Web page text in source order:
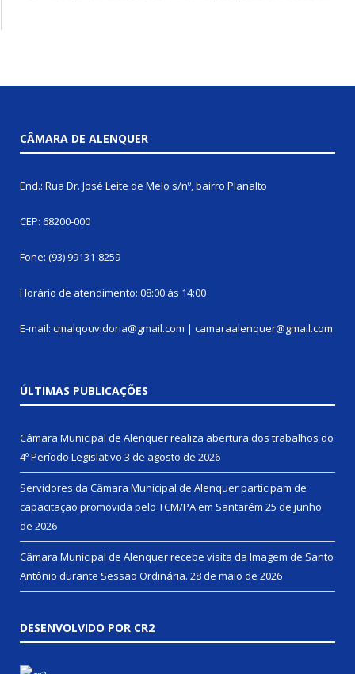
CÂMARA DE ALENQUER
End.: Rua Dr. José Leite de Melo s/nº, bairro Planalto
CEP: 68200-000
Fone: (93) 99131-8259
Horário de atendimento: 08:00 às 14:00
E-mail: cmalqouvidoria@gmail.com | camaraalenquer@gmail.com
ÚLTIMAS PUBLICAÇÕES
Câmara Municipal de Alenquer realiza abertura dos trabalhos do
4º Período Legislativo 3 de agosto de 2026
Servidores da Câmara Municipal de Alenquer participam de
capacitação promovida pelo TCM/PA em Santarém 25 de junho
de 2026
Câmara Municipal de Alenquer recebe visita da Imagem de Santo
Antônio durante Sessão Ordinária. 28 de maio de 2026
DESENVOLVIDO POR CR2